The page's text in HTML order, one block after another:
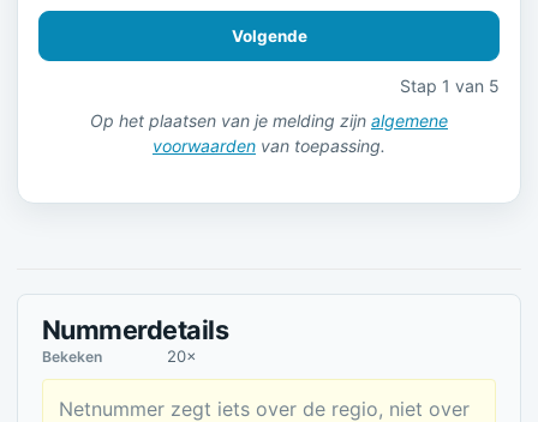
Volgende
Stap 1 van 5
Op het plaatsen van je melding zijn algemene
voorwaarden van toepassing.
Nummerdetails
Bekeken 20×
Netnummer zegt iets over de regio, niet over